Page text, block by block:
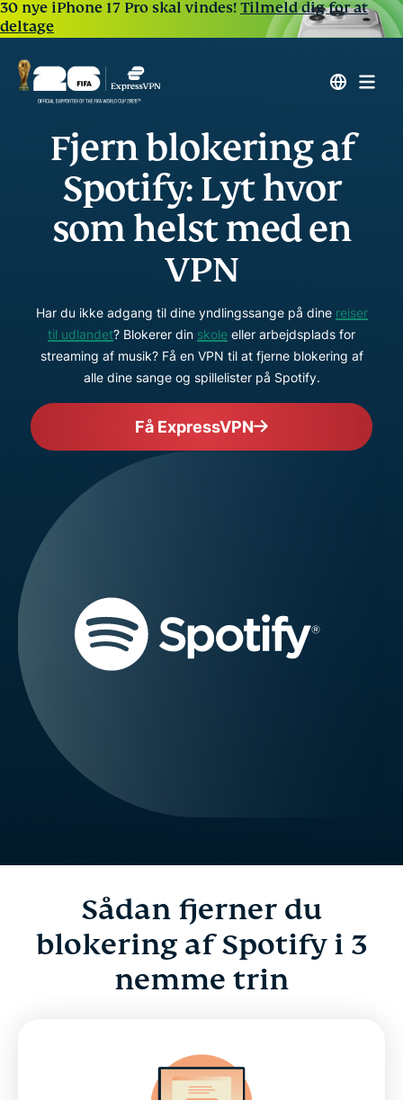
30 nye iPhone 17 Pro skal vindes!Tilmeld dig for at
deltage
Fjern blokering af
Spotify: Lyt hvor
som helst med en
VPN
Har du ikke adgang til dine yndlingssange på dine rejser
til udlandet? Blokerer din skole eller arbejdsplads for
streaming af musik? Få en VPN til at fjerne blokering af
alle dine sange og spillelister på Spotify.
Få ExpressVPN
Sådan fjerner du
blokering af Spotify i 3
nemme trin